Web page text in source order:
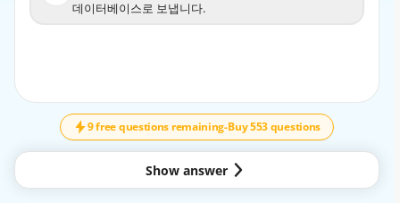
데이터베이스로 보냅니다.데이터베이스로 보냅니다.
uide/USER_ReadRepl.html Amazon
RDS uses the MariaDB, MySQL, Oracle, PostgreSQL, and
Microsoft SQL Server DB
engines' built-in replication functionality to create a
special type of DB instance called a read
9 free questions remaining-Buy 553 questions
Show answer